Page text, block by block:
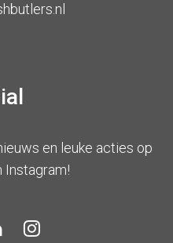
en leuke acties op
Instagram!